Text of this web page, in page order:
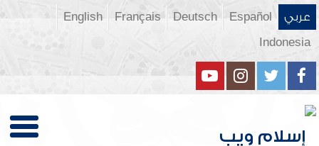
عربي Español
Deutsch
Français
English
Indonesia